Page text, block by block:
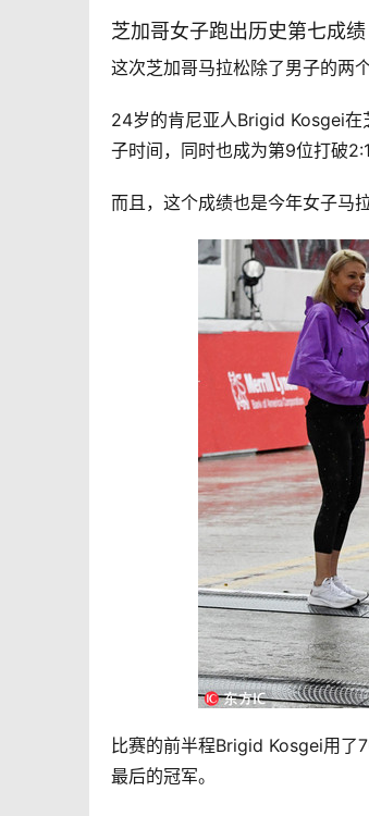
芝加哥女子跑出历史第七成绩
这次芝加哥马拉松除了男子的两
24岁的肯尼亚人Brigid Kosgei在
子时间，同时也成为第9位打破
而且，这个成绩也是今年女子马
比赛的前半程Brigid Kosgei用了
最后的冠军。